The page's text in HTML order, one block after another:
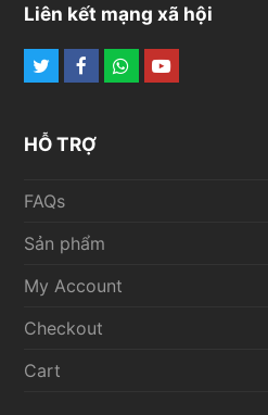
Liên kết mạng xã hội
TwitterFacebook
Whatsapp
Youtube
HỖ TRỢ
FAQs
Sản phẩm
My Account
Checkout
Cart